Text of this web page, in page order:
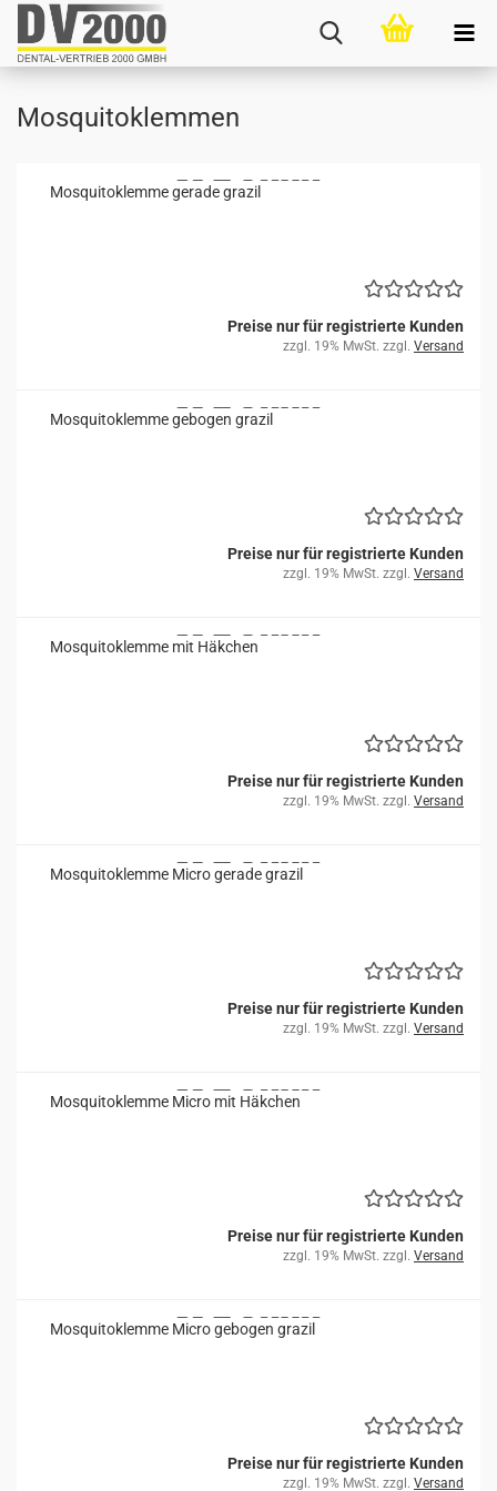
Mosquitoklemmen
Mos­qui­to­klem­me ge­ra­de gra­zil
Preise nur für registrierte Kunden
zzgl. 19% MwSt. zzgl. Versand
Mos­qui­to­klem­me ge­bo­gen gra­zil
Preise nur für registrierte Kunden
zzgl. 19% MwSt. zzgl. Versand
Mos­qui­to­klem­me mit Häk­chen
Preise nur für registrierte Kunden
zzgl. 19% MwSt. zzgl. Versand
Mos­qui­to­klem­me Micro ge­ra­de gra­zil
Preise nur für registrierte Kunden
zzgl. 19% MwSt. zzgl. Versand
Mos­qui­to­klem­me Micro mit Häk­chen
Preise nur für registrierte Kunden
zzgl. 19% MwSt. zzgl. Versand
Mos­qui­to­klem­me Micro ge­bo­gen gra­zil
Preise nur für registrierte Kunden
zzgl. 19% MwSt. zzgl. Versand